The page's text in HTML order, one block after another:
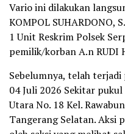
Vario ini dilakukan
KOMPOL SUHARDONO,
1 Unit Reskrim Polsek
pemilik/korban A.n RUDI
Sebelumnya, telah
04 Juli 2026 Sekitar
Utara No. 18 Kel.
Tangerang Selatan. Aksi